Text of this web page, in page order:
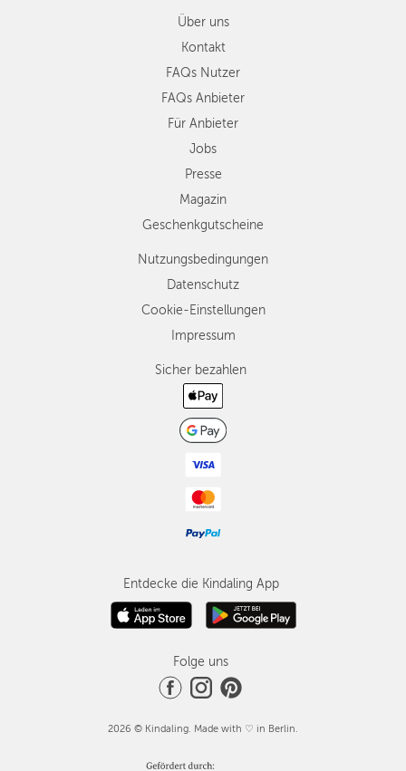
Über uns
Kontakt
FAQs Nutzer
FAQs Anbieter
Für Anbieter
Jobs
Presse
Magazin
Geschenkgutscheine
Nutzungsbedingungen
Datenschutz
Cookie-Einstellungen
Impressum
Sicher bezahlen
Entdecke die Kindaling App
Folge uns
2026 © Kindaling. Made with ♡ in Berlin.